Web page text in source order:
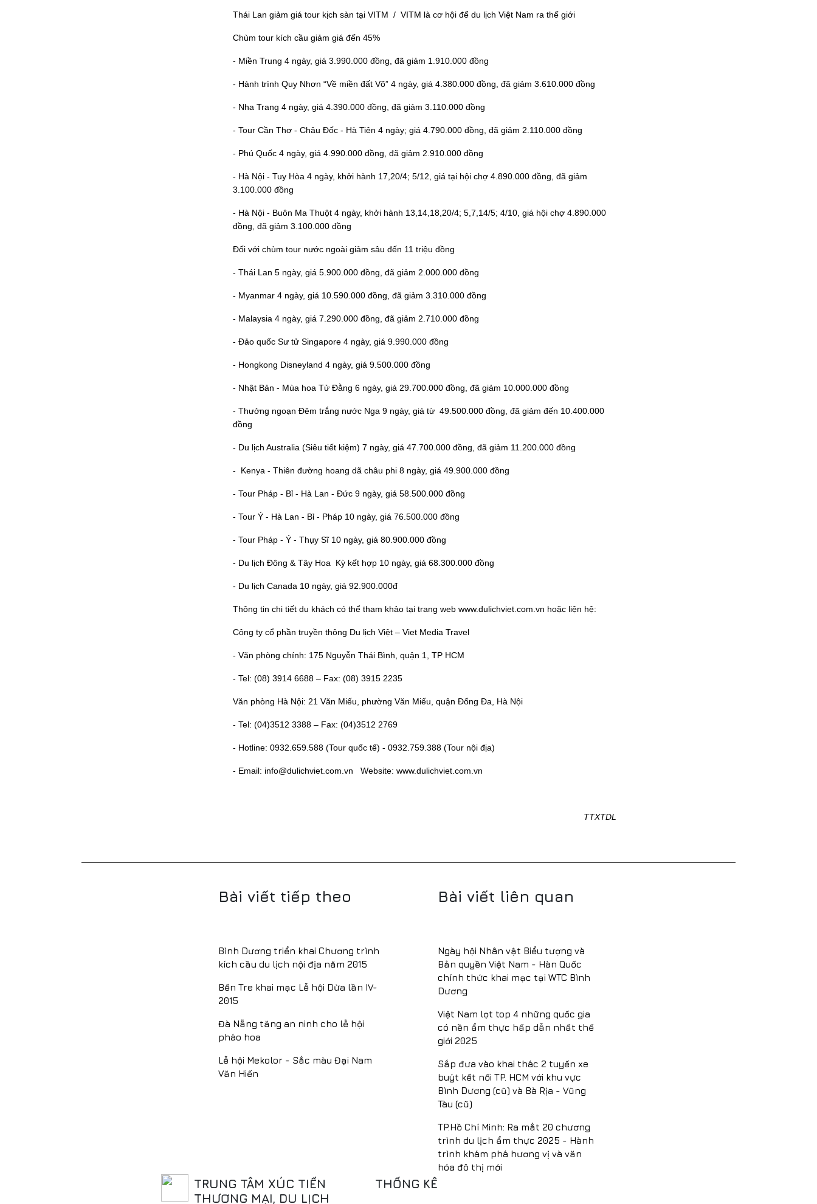
Thái Lan giảm giá tour kịch sàn tại VITM / VITM là cơ hội để du lịch Việt Nam ra thế giới
Chùm tour kích cầu giảm giá đến 45%
- Miền Trung 4 ngày, giá 3.990.000 đồng, đã giảm 1.910.000 đồng
- Hành trình Quy Nhơn “Về miền đất Võ” 4 ngày, giá 4.380.000 đồng, đã giảm 3.610.000 đồng
- Nha Trang 4 ngày, giá 4.390.000 đồng, đã giảm 3.110.000 đồng
- Tour Cần Thơ - Châu Đốc - Hà Tiên 4 ngày; giá 4.790.000 đồng, đã giảm 2.110.000 đồng
- Phú Quốc 4 ngày, giá 4.990.000 đồng, đã giảm 2.910.000 đồng
- Hà Nội - Tuy Hòa 4 ngày, khởi hành 17,20/4; 5/12, giá tại hội chợ 4.890.000 đồng, đã giảm
3.100.000 đồng
- Hà Nội - Buôn Ma Thuột 4 ngày, khởi hành 13,14,18,20/4; 5,7,14/5; 4/10, giá hội chợ 4.890.000
đồng, đã giảm 3.100.000 đồng
Đối với chùm tour nước ngoài giảm sâu đến 11 triệu đồng
- Thái Lan 5 ngày, giá 5.900.000 đồng, đã giảm 2.000.000 đồng
- Myanmar 4 ngày, giá 10.590.000 đồng, đã giảm 3.310.000 đồng
- Malaysia 4 ngày, giá 7.290.000 đồng, đã giảm 2.710.000 đồng
- Đảo quốc Sư tử Singapore 4 ngày, giá 9.990.000 đồng
- Hongkong Disneyland 4 ngày, giá 9.500.000 đồng
- Nhật Bản - Mùa hoa Tử Đằng 6 ngày, giá 29.700.000 đồng, đã giảm 10.000.000 đồng
- Thưởng ngoạn Đêm trắng nước Nga 9 ngày, giá từ 49.500.000 đồng, đã giảm đến 10.400.000
đồng
- Du lịch Australia (Siêu tiết kiệm) 7 ngày, giá 47.700.000 đồng, đã giảm 11.200.000 đồng
- Kenya - Thiên đường hoang dã châu phi 8 ngày, giá 49.900.000 đồng
- Tour Pháp - Bỉ - Hà Lan - Đức 9 ngày, giá 58.500.000 đồng
- Tour Ý - Hà Lan - Bỉ - Pháp 10 ngày, giá 76.500.000 đồng
- Tour Pháp - Ý - Thụy Sĩ 10 ngày, giá 80.900.000 đồng
- Du lịch Đông & Tây Hoa Kỳ kết hợp 10 ngày, giá 68.300.000 đồng
- Du lịch Canada 10 ngày, giá 92.900.000đ
Thông tin chi tiết du khách có thể tham khảo tại trang web www.dulichviet.com.vn hoặc liện hệ:
Công ty cổ phần truyền thông Du lịch Việt – Viet Media Travel
- Văn phòng chính: 175 Nguyễn Thái Bình, quận 1, TP HCM
- Tel: (08) 3914 6688 – Fax: (08) 3915 2235
Văn phòng Hà Nội: 21 Văn Miếu, phường Văn Miếu, quận Đống Đa, Hà Nội
- Tel: (04)3512 3388 – Fax: (04)3512 2769
- Hotline: 0932.659.588 (Tour quốc tế) - 0932.759.388 (Tour nội địa)
- Email: info@dulichviet.com.vn Website: www.dulichviet.com.vn
TTXTDL
Bài viết tiếp theo
Bình Dương triển khai Chương trình
kích cầu du lịch nội địa năm 2015
Bến Tre khai mạc Lễ hội Dừa lần IV-
2015
Đà Nẵng tăng an ninh cho lễ hội
pháo hoa
Lễ hội Mekolor - Sắc màu Đại Nam
Văn Hiến
Bài viết liên quan
Ngày hội Nhân vật Biểu tượng và
Bản quyền Việt Nam - Hàn Quốc
chính thức khai mạc tại WTC Bình
Dương
Việt Nam lọt top 4 những quốc gia
có nền ẩm thực hấp dẫn nhất thế
giới 2025
Sắp đưa vào khai thác 2 tuyến xe
buýt kết nối TP. HCM với khu vực
Bình Dương (cũ) và Bà Rịa - Vũng
Tàu (cũ)
TP.Hồ Chí Minh: Ra mắt 20 chương
trình du lịch ẩm thực 2025 - Hành
trình khám phá hương vị và văn
hóa đô thị mới
TRUNG TÂM XÚC TIẾN
THƯƠNG MẠI, DU LỊCH
THỐNG KÊ